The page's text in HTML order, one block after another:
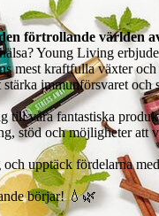
förtrollande världen
Young Living
mest kraftfulla växter
immunförsvaret
våra fantastiska
stöd och möjligheter att
upptäck fördelarna
börjar! 💧🌿